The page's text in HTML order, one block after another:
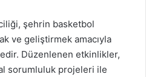
şehrin basketbol
ve geliştirmek amacıyla
Düzenlenen etkinlikler,
sorumluluk projeleri ile